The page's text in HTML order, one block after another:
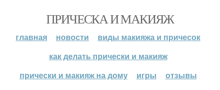
ПРИЧЕСКА И МАКИЯЖ
главная новости
виды макияжа и причесок
как делать прически и макияж
прически и макияж на дому
игры отзывы